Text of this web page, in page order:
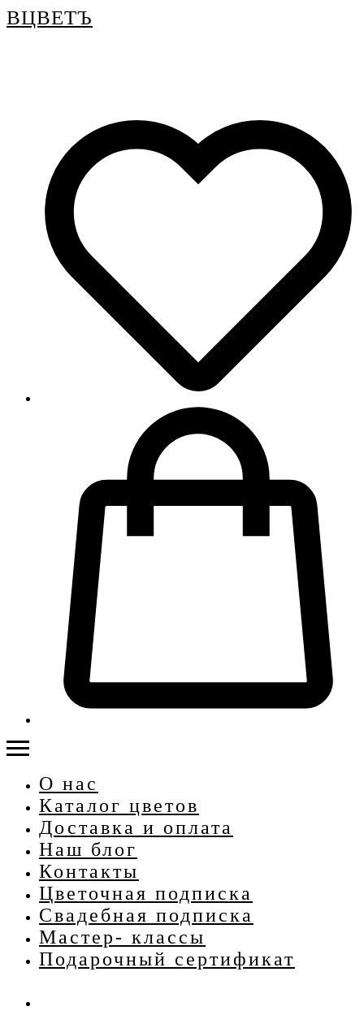
ВЦВЕТЪ
О нас
Каталог цветов
Доставка и оплата
Наш блог
Контакты
Цветочная подписка
Свадебная подписка
Мастер- классы
Подарочный сертификат